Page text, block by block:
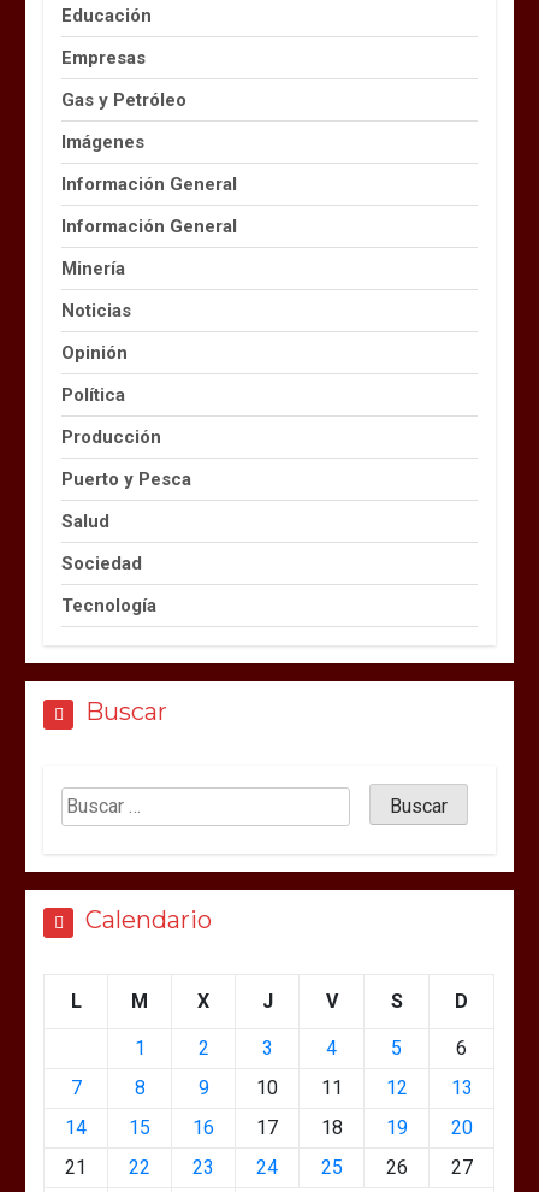
Educación
Empresas
Gas y Petróleo
Imágenes
Información General
Información General
Minería
Noticias
Opinión
Política
Producción
Puerto y Pesca
Salud
Sociedad
Tecnología
Buscar
Calendario
L M X J V S D
1 2 3 4 5
6
7
8 9 10 11 12
13
14
15 16 17 18 19
20
21
22 23 24 25 26
27